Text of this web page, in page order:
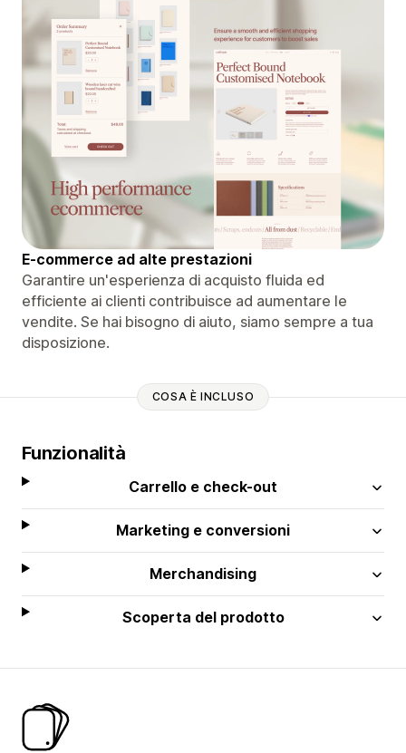
E-commerce ad alte prestazioni
Garantire un'esperienza di acquisto fluida ed
efficiente ai clienti contribuisce ad aumentare le
vendite. Se hai bisogno di aiuto, siamo sempre a tua
disposizione.
COSA È INCLUSO
Funzionalità
Carrello e check-out
Marketing e conversioni
Merchandising
Scoperta del prodotto